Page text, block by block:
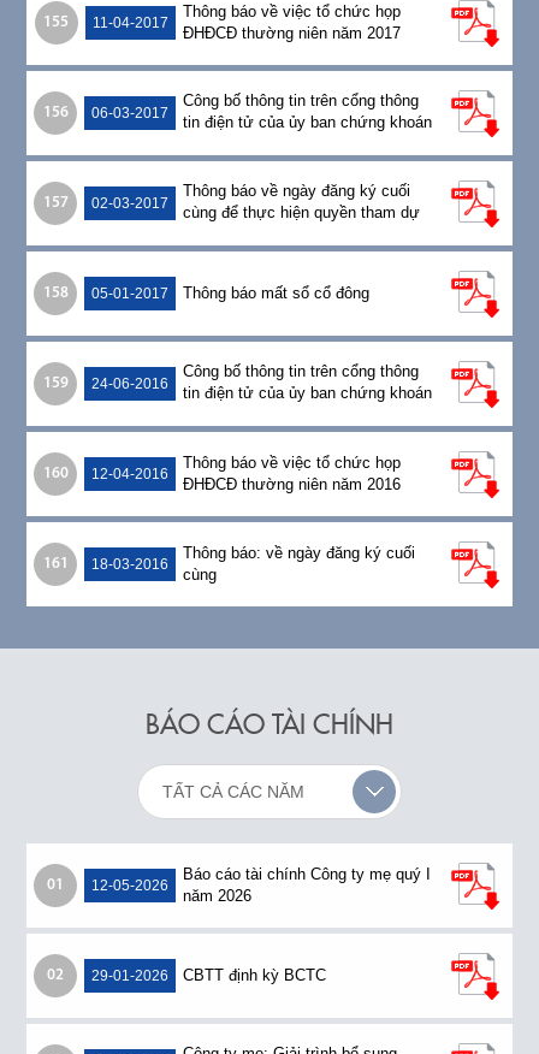
155 11-04-2017
Thông báo về việc tổ chức họp
ĐHĐCĐ thường niên năm 2017
156 06-03-2017
Công bố thông tin trên cổng thông
tin điện tử của ủy ban chứng khoán
06/03/2017
157 02-03-2017
Thông báo về ngày đăng ký cuối
cùng để thực hiện quyền tham dự
158 05-01-2017 Thông báo mất sổ cổ đông
159 24-06-2016
Công bố thông tin trên cổng thông
tin điện tử của ủy ban chứng khoán
24/06/2016
160 12-04-2016
Thông báo về việc tổ chức họp
ĐHĐCĐ thường niên năm 2016
161 18-03-2016
Thông báo: về ngày đăng ký cuối
cùng
BÁO CÁO TÀI CHÍNH
TẤT CẢ CÁC NĂM
01 12-05-2026
Báo cáo tài chính Công ty mẹ quý I
năm 2026
02 29-01-2026 CBTT định kỳ BCTC